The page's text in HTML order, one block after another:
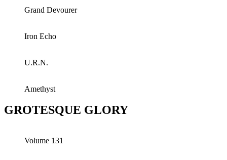
Grand Devourer
Iron Echo
U.R.N.
Amethyst
GROTESQUE GLORY
Volume 131